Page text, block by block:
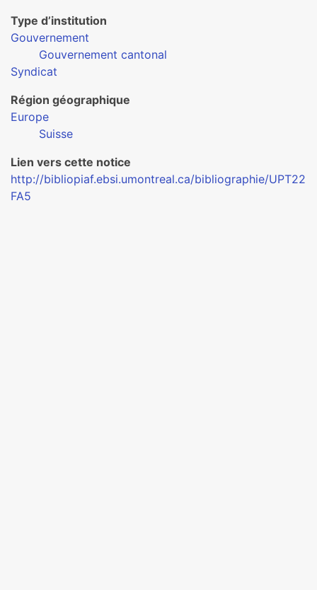
Type d’institution
Gouvernement
Gouvernement cantonal
Syndicat
Région géographique
Europe
Suisse
Lien vers cette notice
http://bibliopiaf.ebsi.umontreal.ca/bibliographie/UPT22
FA5